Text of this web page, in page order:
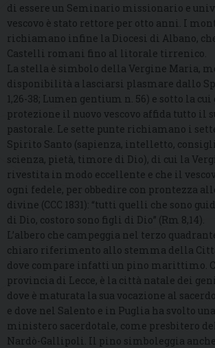
di essere un Seminario missionario e
vescovo è stato rettore per otto anni. I
richiamano infine la Diocesi di Albano,
Castelli romani fino al litorale tirrenico.
La stella è simbolo della Vergine Maria,
disponibilità a lasciarsi plasmare dallo
1,26-38; Lumen gentium n. 56) e sotto la cui
protezione il nuovo vescovo affida tutto il
pastorale. Le sette punte richiamano i
Spirito Santo (sapienza, intelletto,
scienza, pietà, timore di Dio), di cui la
rivestita in modo eccellente e che il
ogni fedele, per obbedire con prontezza
divine (CCC 1831): “tutti quelli che sono
di Dio, costoro sono figli di Dio” (Rm 8,14).
L’albero che campeggia nel terzo
chiaro riferimento allo stemma della
dove compare infatti un pino marittimo.
provincia di Lecce, è la città natale dei
dove è maturata la sua vocazione al
e dove nel Salento e in Puglia ha svolto
ministero sacerdotale, come presbitero
Nardò-Gallipoli. Il pino simboleggia